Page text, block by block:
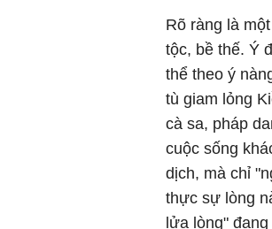
Rõ ràng là
tộc, bề thế. Ý
thể theo ý
tù giam lỏng
cà sa, pháp
cuộc sống
dịch, mà chỉ
thực sự lòng
lửa lòng"